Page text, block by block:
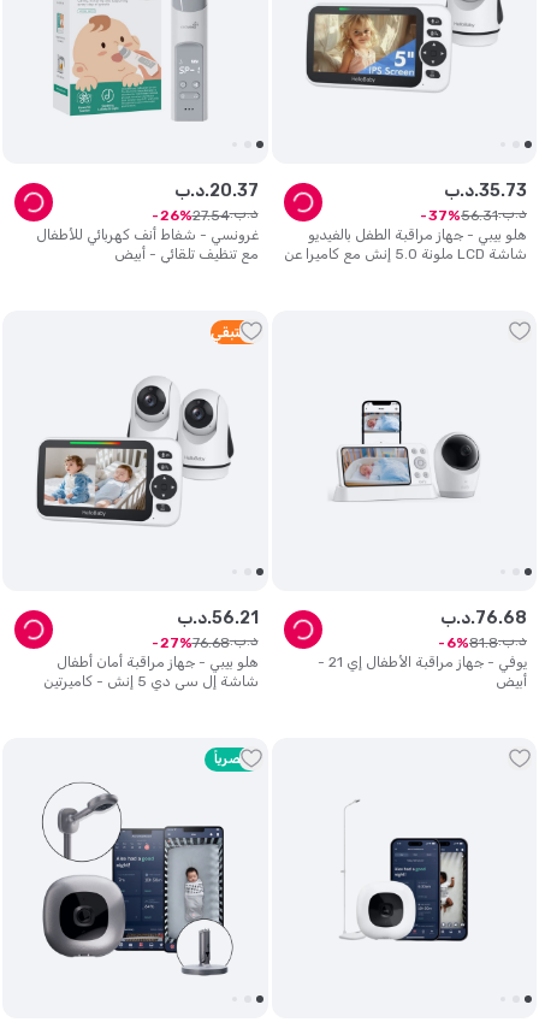
هلو بيبي - جهاز مراقبة الطفل بالفيديو
شاشة LCD ملونة 5.0 إنش مع كاميرا عن
د.ب.35.73
د.ب. 56.31
37
غرونسي - شفاط أنف كهربائي للأطفال
مع تنظيف تلقائي - أبيض
د.ب.20.37
د.ب. 27.54
26
يوفي - جهاز مراقبة الأطفال إي 21 -
أبيض
د.ب.76.68
د.ب. 81.8
6
3 متبقي
هلو بيبي - جهاز مراقبة أمان أطفال
شاشة إل سي دي 5 إنش - كاميرتين
د.ب.56.21
د.ب. 76.68
27
حصرياً